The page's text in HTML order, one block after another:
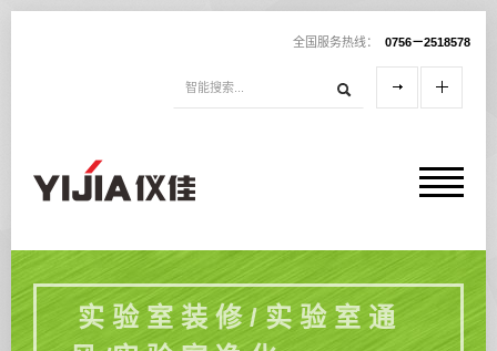
全国服务热线： 0756－2518578
实 验 室 装 修 / 实 验 室 通